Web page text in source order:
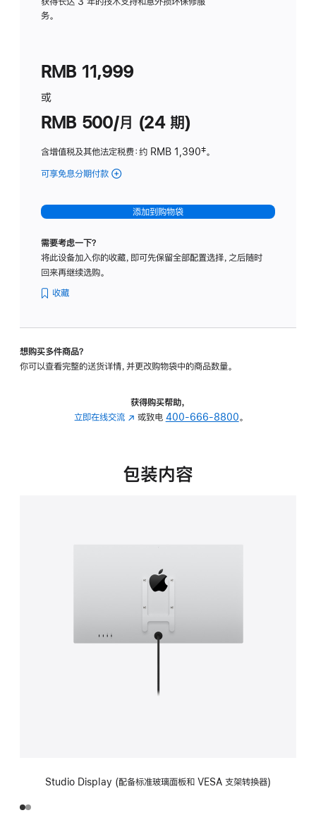
务。
RMB 11,999
或
RMB 500/月 (24 期)
含增值税及其他法定税费：约 RMB 1,390脚
‡。
可享免息分期付款 (Studio
-
标
璃
转
的
添加到购物袋
需要考虑一下？
将此设备加入你的收藏，即可先保留全部配置选择，之后随时
回来再继续选购。
收藏
想购买多件商品？
你可以查看完整的送货详情，并更改购物袋中的商品数量。
获得购买帮助，
立即在线交流 (在
中
或致电 400-666-8800。
包装内容
Studio Display (配备标准玻璃面板和 VESA 支架转换器)